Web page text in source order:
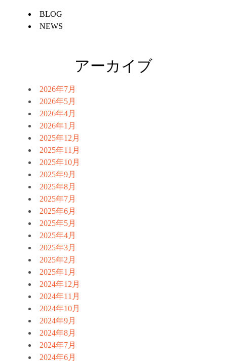
BLOG
NEWS
アーカイブ
2026年7月
2026年5月
2026年4月
2026年1月
2025年12月
2025年11月
2025年10月
2025年9月
2025年8月
2025年7月
2025年6月
2025年5月
2025年4月
2025年3月
2025年2月
2025年1月
2024年12月
2024年11月
2024年10月
2024年9月
2024年8月
2024年7月
2024年6月